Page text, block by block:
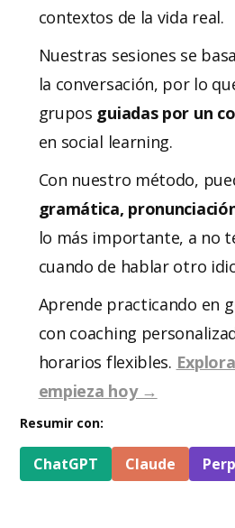
contextos de la vida real.
Nuestras sesiones se
la conversación, por lo
grupos guiadas por un
en social learning.
Con nuestro método,
gramática,
lo más importante, a no
cuando de hablar otro
Aprende practicando en
con coaching
horarios flexibles.
empieza hoy →
Resumir con:
ChatGPT Claude